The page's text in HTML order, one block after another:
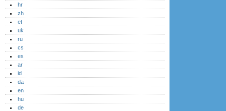
hr
zh
et
uk
ru
cs
es
ar
id
da
en
hu
de